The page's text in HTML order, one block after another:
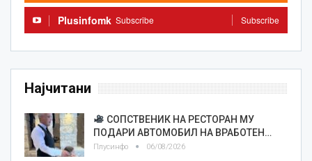
Plusinfomk Subscribe Subscribe
Најчитани
СОПСТВЕНИК НА РЕСТОРАН МУ
ПОДАРИ АВТОМОБИЛ НА ВРАБОТЕН…
Плусинфо 06/08/2026